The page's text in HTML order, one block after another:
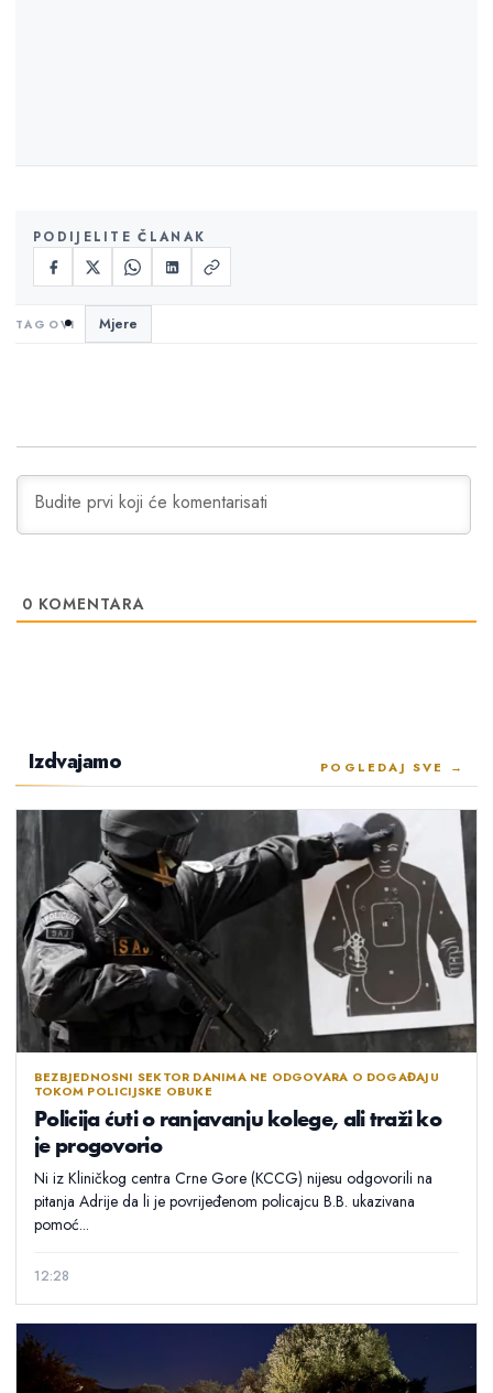
PODIJELITE ČLANAK
Mjere
0 KOMENTARA
Izdvajamo POGLEDAJ SVE →
BEZBJEDNOSNI SEKTOR DANIMA NE ODGOVARA O DOGAĐAJU
TOKOM POLICIJSKE OBUKE
Policija ćuti o ranjavanju kolege, ali traži ko
je progovorio
Ni iz Kliničkog centra Crne Gore (KCCG) nijesu odgovorili na
pitanja Adrije da li je povrijeđenom policajcu B.B. ukazivana
pomoć...
12:28